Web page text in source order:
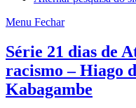
Menu Fechar
Série 21 dias de
racismo – Hiago
Kabagambe